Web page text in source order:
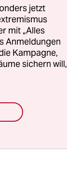
jetzt
mit „Alles
Anmeldungen
Kampagne,
sichern will,